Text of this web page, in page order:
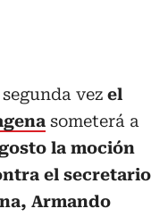
vez el
someterá a
la moción
el secretario
Armando